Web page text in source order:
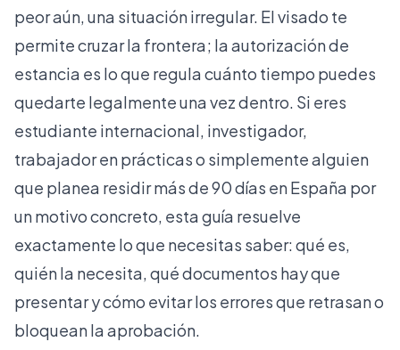
peor aún, una situación irregular. El visado te
permite cruzar la frontera; la autorización de
estancia es lo que regula cuánto tiempo puedes
quedarte legalmente una vez dentro. Si eres
estudiante internacional, investigador,
trabajador en prácticas o simplemente alguien
que planea residir más de 90 días en España por
un motivo concreto, esta guía resuelve
exactamente lo que necesitas saber: qué es,
quién la necesita, qué documentos hay que
presentar y cómo evitar los errores que retrasan o
bloquean la aprobación.